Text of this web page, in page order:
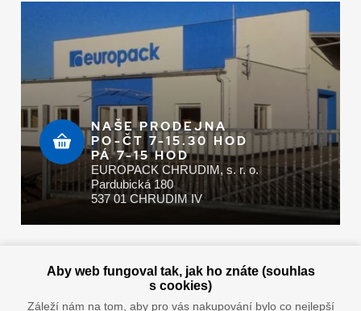
NAŠE PRODEJNA
PO-ČT 7-15.30 HOD
PÁ 7-15 HOD
EUROPACK CHRUDIM, s. r. o.
Pardubická 180
537 01 CHRUDIM IV
Aby web fungoval tak, jak ho znáte (souhlas
s cookies)
Záleží nám na tom, aby pro vás nakupování bylo co nejlepší